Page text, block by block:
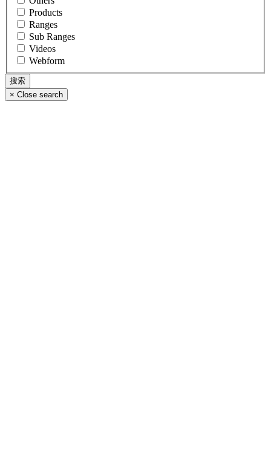
Products
Ranges
Sub Ranges
Videos
Webform
× Close search